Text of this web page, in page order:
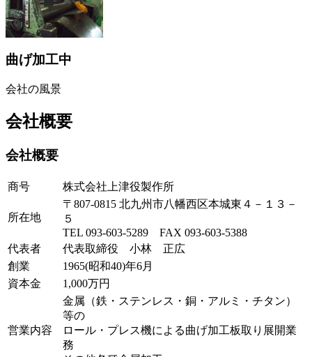
曲げ加工中
会社の風景
会社概要
会社概要
商号 株式会社上津役製作所
所在地
〒807-0815 北九州市八幡西区本城東４－１３－
５
TEL 093-603-5289 FAX 093-603-5388
代表者
代表取締役 小林 正広
創業
1965(昭和40)年6月
資本金
1,000万円
営業内容
金属（鉄・ステンレス・銅・アルミ・チタン）
等の
ロール・プレス機による曲げ加工板取り展開業
務